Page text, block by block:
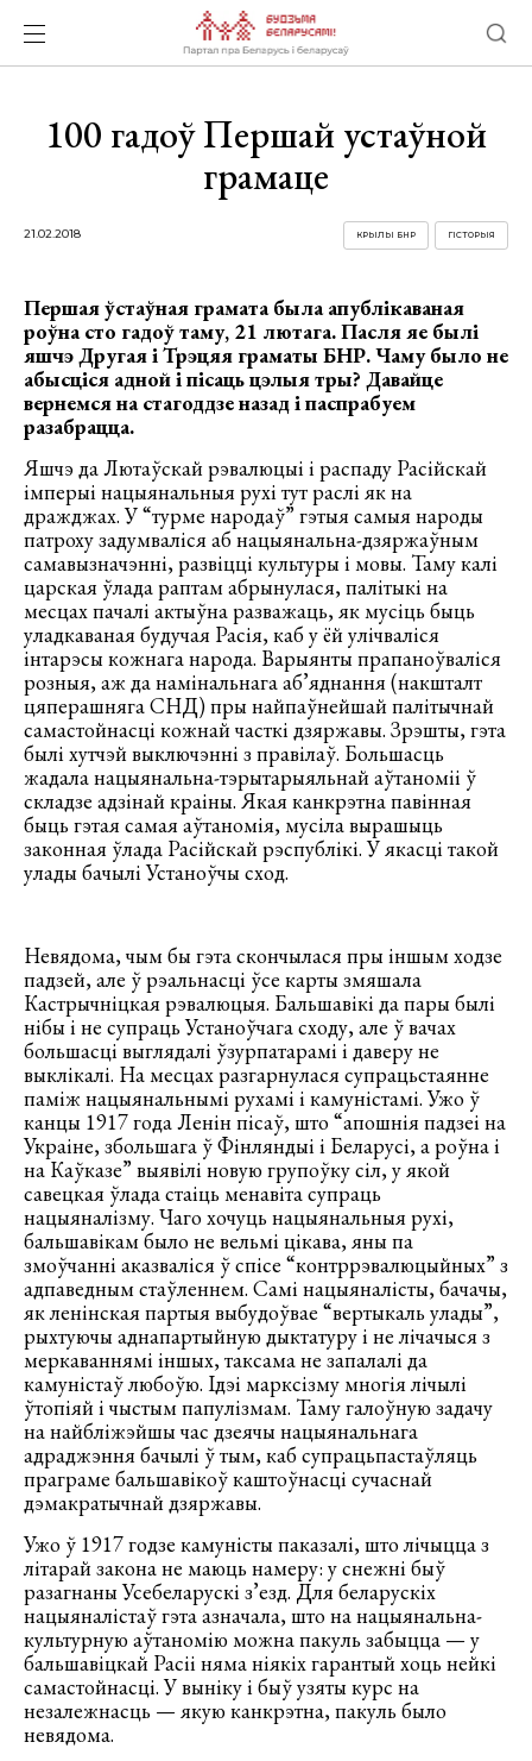
100 гадоў Першай устаўной
грамаце
21.02.2018 ГІСТОРЫЯ
КРЫЛЫ БНР
Першая ўстаўная грамата была апублікаваная
роўна сто гадоў таму, 21 лютага. Пасля яе былі
яшчэ Другая і Трэцяя граматы БНР. Чаму было не
абысціся адной і пісаць цэлыя тры? Давайце
вернемся на стагоддзе назад і паспрабуем
разабрацца.
Яшчэ да Лютаўскай рэвалюцыі і распаду Расійскай
імперыі нацыянальныя рухі тут раслі як на
дражджах. У “турме народаў” гэтыя самыя народы
патроху задумваліся аб нацыянальна-дзяржаўным
самавызначэнні, развіцці культуры і мовы. Таму калі
царская ўлада раптам абрынулася, палітыкі на
месцах пачалі актыўна разважаць, як мусіць быць
уладкаваная будучая Расія, каб у ёй улічваліся
інтарэсы кожнага народа. Варыянты прапаноўваліся
розныя, аж да намінальнага аб’яднання (накшталт
цяперашняга СНД) пры найпаўнейшай палітычнай
самастойнасці кожнай часткі дзяржавы. Зрэшты, гэта
былі хутчэй выключэнні з правілаў. Большасць
жадала нацыянальна-тэрытарыяльнай аўтаноміі ў
складзе адзінай краіны. Якая канкрэтна павінная
быць гэтая самая аўтаномія, мусіла вырашыць
законная ўлада Расійскай рэспублікі. У якасці такой
улады бачылі Устаноўчы сход.
Невядома, чым бы гэта скончылася пры іншым ходзе
падзей, але ў рэальнасці ўсе карты змяшала
Кастрычніцкая рэвалюцыя. Бальшавікі да пары былі
нібы і не супраць Устаноўчага сходу, але ў вачах
большасці выглядалі ўзурпатарамі і даверу не
выклікалі. На месцах разгарнулася супрацьстаянне
паміж нацыянальнымі рухамі і камуністамі. Ужо ў
канцы 1917 года Ленін пісаў, што “апошнія падзеі на
Украіне, збольшага ў Фінляндыі і Беларусі, а роўна і
на Каўказе” выявілі новую групоўку сіл, у якой
савецкая ўлада стаіць менавіта супраць
нацыяналізму. Чаго хочуць нацыянальныя рухі,
бальшавікам было не вельмі цікава, яны па
змоўчанні аказваліся ў спісе “контррэвалюцыйных” з
адпаведным стаўленнем. Самі нацыяналісты, бачачы,
як ленінская партыя выбудоўвае “вертыкаль улады”,
рыхтуючы аднапартыйную дыктатуру і не лічачыся з
меркаваннямі іншых, таксама не запалалі да
камуністаў любоўю. Ідэі марксізму многія лічылі
ўтопіяй і чыстым папулізмам. Таму галоўную задачу
на найбліжэйшы час дзеячы нацыянальнага
адраджэння бачылі ў тым, каб супрацьпастаўляць
праграме бальшавікоў каштоўнасці сучаснай
дэмакратычнай дзяржавы.
Ужо ў 1917 годзе камуністы паказалі, што лічыцца з
літарай закона не маюць намеру: у снежні быў
разагнаны Усебеларускі з’езд. Для беларускіх
нацыяналістаў гэта азначала, што на нацыянальна-
культурную аўтаномію можна пакуль забыцца — у
бальшавіцкай Расіі няма ніякіх гарантый хоць нейкі
самастойнасці. У выніку і быў узяты курс на
незалежнасць — якую канкрэтна, пакуль было
невядома.